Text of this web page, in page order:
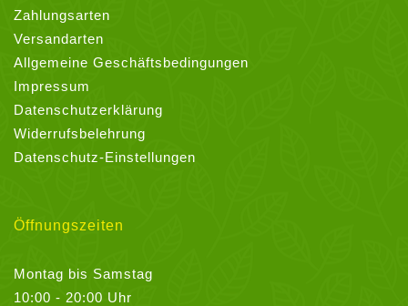
Zahlungsarten
Versandarten
Allgemeine Geschäftsbedingungen
Impressum
Datenschutzerklärung
Widerrufsbelehrung
Datenschutz-Einstellungen
Öffnungszeiten
Montag bis Samstag
10:00 - 20:00 Uhr